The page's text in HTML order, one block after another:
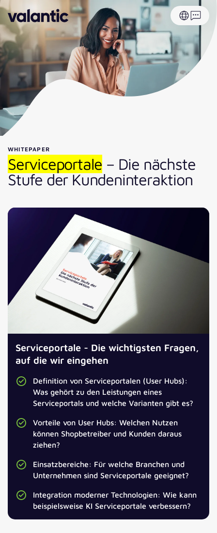
WHITEPAPER
Serviceportale – Die nächste
Stufe der Kundeninteraktion
Serviceportale - Die wichtigsten Fragen,
auf die wir eingehen
Definition von Serviceportalen (User Hubs):
Was gehört zu den Leistungen eines
Serviceportals und welche Varianten gibt es?
Vorteile von User Hubs: Welchen Nutzen
können Shopbetreiber und Kunden daraus
ziehen?
Einsatzbereiche: Für welche Branchen und
Unternehmen sind Serviceportale geeignet?
Integration moderner Technologien: Wie kann
beispielsweise KI Serviceportale verbessern?
Jetzt unser Serviceportale Whitepaper
herunterladen!
ANREDE